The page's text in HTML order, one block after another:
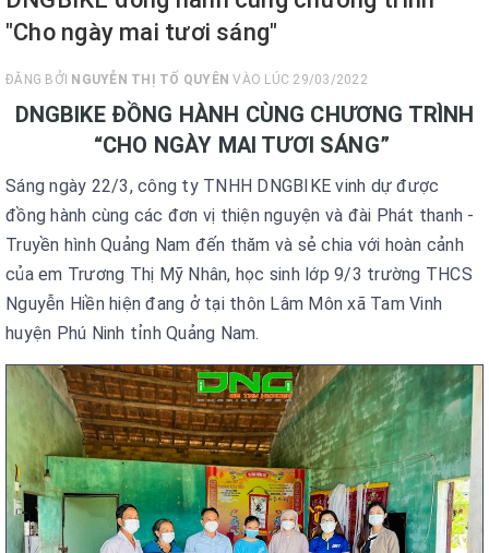
"Cho ngày mai tươi sáng"
ĐĂNG BỞI NGUYỄN THỊ TỐ QUYÊN VÀO LÚC 29/03/2022
DNGBIKE ĐỒNG HÀNH CÙNG CHƯƠNG TRÌNH
“CHO NGÀY MAI TƯƠI SÁNG”
Sáng ngày 22/3, công ty TNHH DNGBIKE vinh dự được
đồng hành cùng các đơn vị thiện nguyện và đài Phát thanh -
Truyền hình Quảng Nam đến thăm và sẻ chia với hoàn cảnh
của em Trương Thị Mỹ Nhân, học sinh lớp 9/3 trường THCS
Nguyễn Hiền hiện đang ở tại thôn Lâm Môn xã Tam Vinh
huyện Phú Ninh tỉnh Quảng Nam.